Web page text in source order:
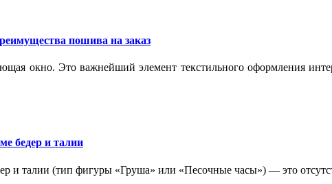
пошива на заказ
окно. Это важнейший элемент текстильного оформления
бедер и талии
и талии (тип фигуры «Груша» или «Песочные часы») — это